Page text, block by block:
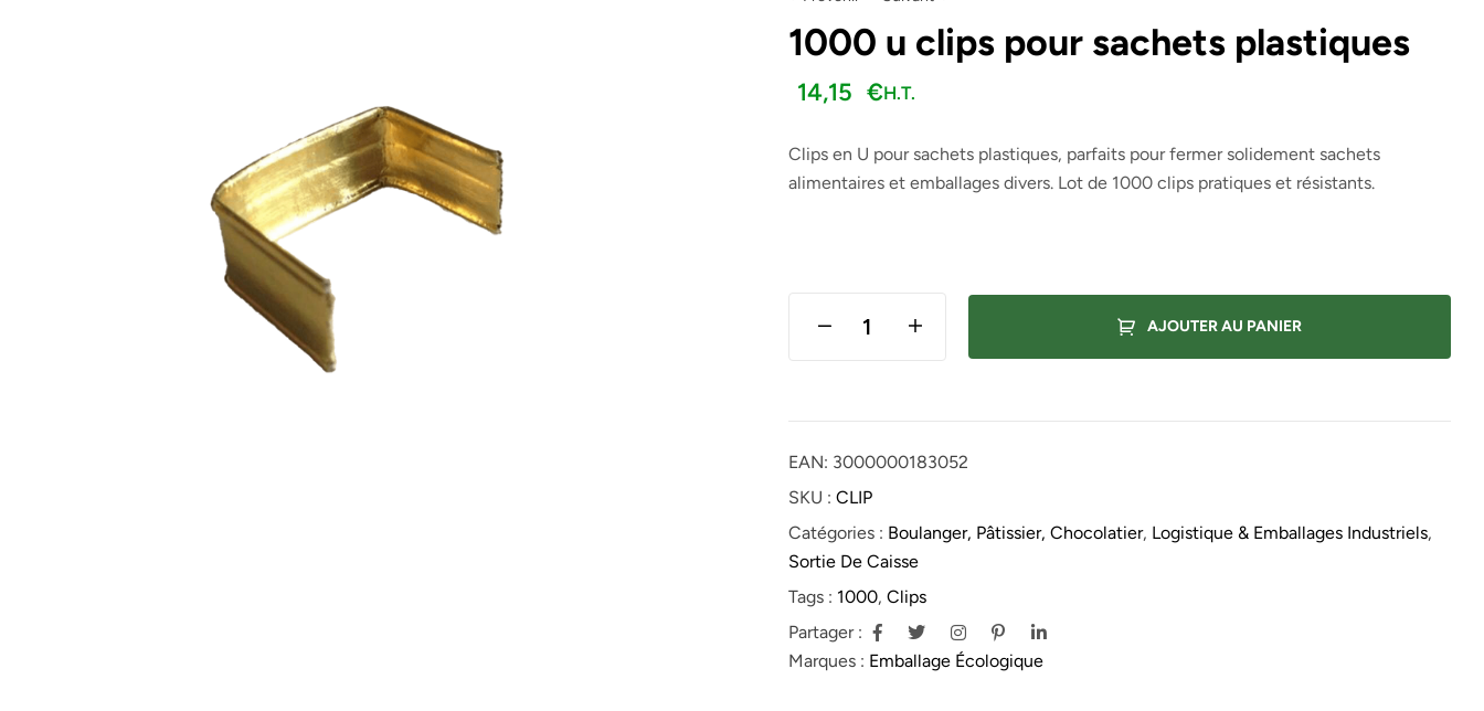
227,50€H.T.
113,85€H.T.
1000 u clips pour sachets plastiques
14,15 €H.T.
Clips en U pour sachets plastiques, parfaits pour fermer solidement sachets
alimentaires et emballages divers. Lot de 1000 clips pratiques et résistants.
AJOUTER AU PANIER
EAN: 3000000183052
SKU : CLIP
Catégories : Boulanger, Pâtissier, Chocolatier, Logistique & Emballages Industriels,
Sortie De Caisse
Tags : 1000, Clips
Partager :
Marques : Emballage Écologique